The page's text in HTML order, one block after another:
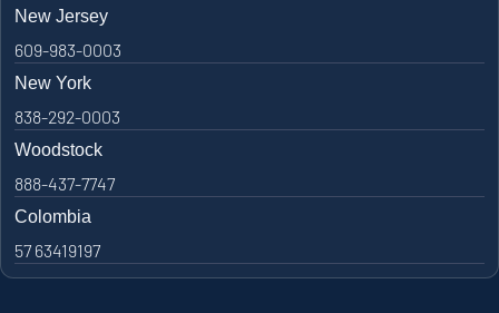
New Jersey
609-983-0003
New York
838-292-0003
Woodstock
888-437-7747
Colombia
57 63419197